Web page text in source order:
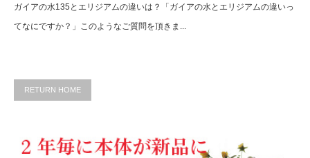
ガイアの水135とエリジアムの違いは？「ガイアの水とエリジアムの違いっ
てなにですか？」このようなご質問を頂きま...
RETURN HOME